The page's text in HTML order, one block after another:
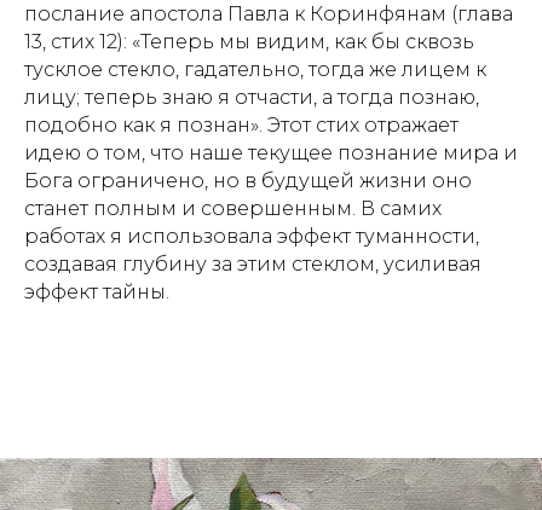
послание апостола Павла к Коринфянам (глава
13, стих 12): «Теперь мы видим, как бы сквозь
тусклое стекло, гадательно, тогда же лицем к
лицу; теперь знаю я отчасти, а тогда познаю,
подобно как я познан». Этот стих отражает
идею о том, что наше текущее познание мира и
Бога ограничено, но в будущей жизни оно
станет полным и совершенным. В самих
работах я использовала эффект туманности,
создавая глубину за этим стеклом, усиливая
эффект тайны.